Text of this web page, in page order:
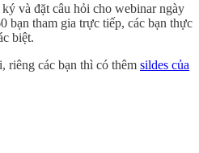
và đặt câu hỏi cho webinar ngày
bạn tham gia trực tiếp, các bạn thực
biệt.
các bạn thì có thêm sildes của